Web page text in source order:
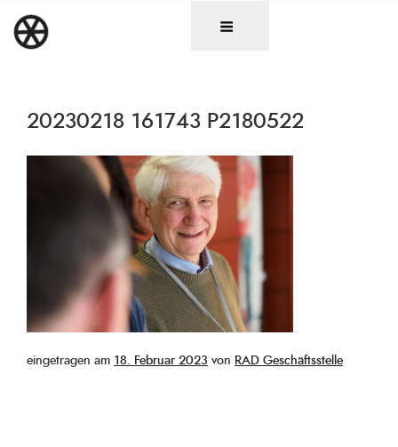
Inhalt
springen
20230218 161743 P2180522
eingetragen am Veröffentlicht
18. Februar 2023 von RAD Geschäftsstelle